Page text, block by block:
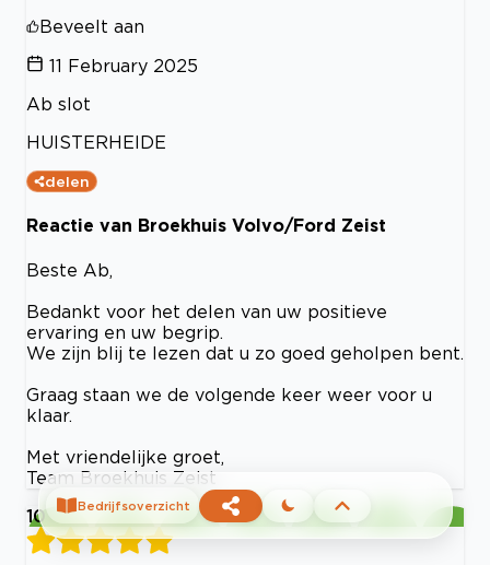
Beveelt aan
11 February 2025
Ab slot
HUISTERHEIDE
delen
Reactie van Broekhuis Volvo/Ford Zeist
Beste Ab,
Bedankt voor het delen van uw positieve
ervaring en uw begrip.
We zijn blij te lezen dat u zo goed geholpen bent.
Graag staan we de volgende keer weer voor u
klaar.
Met vriendelijke groet,
Team Broekhuis Zeist
10
Bedrijfsoverzicht